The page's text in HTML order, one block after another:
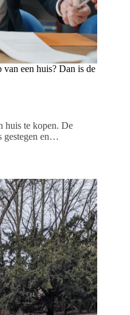
een huis? Dan is de
huis te kopen. De
gestegen en…